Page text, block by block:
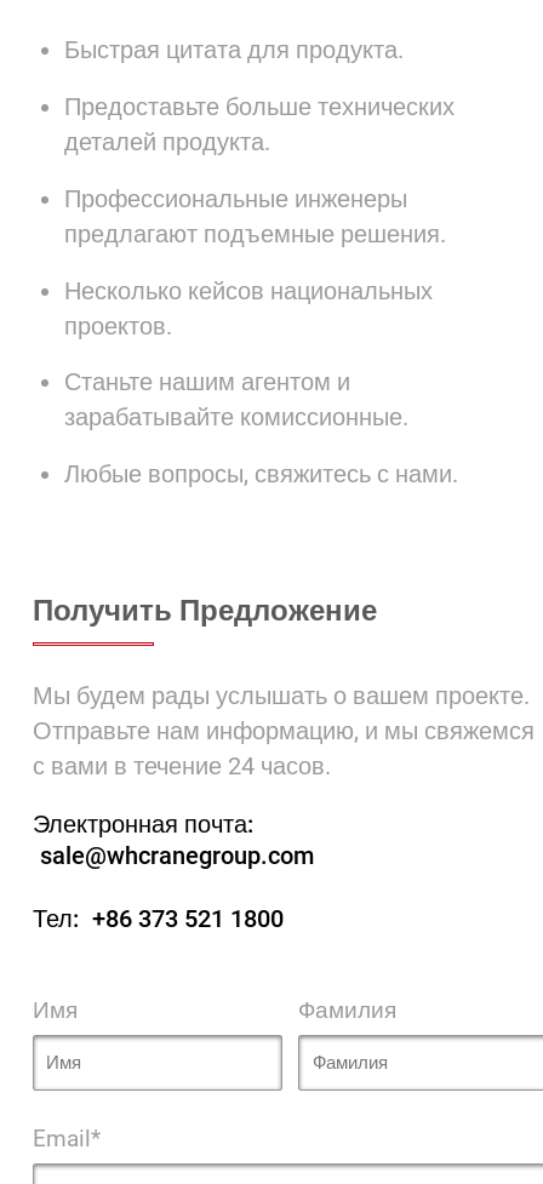
Быстрая цитата для продукта.
Предоставьте больше технических
деталей продукта.
Профессиональные инженеры
предлагают подъемные решения.
Несколько кейсов национальных
проектов.
Станьте нашим агентом и
зарабатывайте комиссионные.
Любые вопросы, свяжитесь с нами.
Получить Предложение
Мы будем рады услышать о вашем проекте.
Отправьте нам информацию, и мы свяжемся
с вами в течение 24 часов.
Электронная почта:
sale@whcranegroup.com
Тел: +86 373 521 1800
Имя Фамилия
Email*